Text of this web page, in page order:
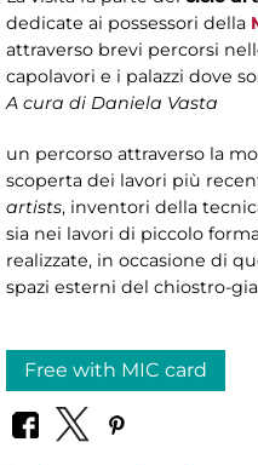
dedicate ai possessori della
attraverso brevi percorsi
capolavori e i palazzi dove
A cura di Daniela Vasta
un percorso attraverso la
scoperta dei lavori più
artists, inventori della
sia nei lavori di piccolo
realizzate, in occasione di
spazi esterni del chiostro-
Free with MIC card